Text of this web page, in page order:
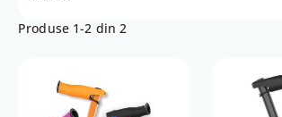
305 lei
305 lei
Produse 1-2 din 2